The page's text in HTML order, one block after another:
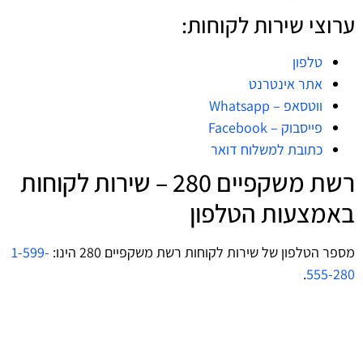
ערוצי שירות לקוחות:
טלפון
אתר אינטרנט
ווטסאפ – Whatsapp
פייסבוק – Facebook
כתובת למשלוח דואר
רשת משקפיים 280 – שירות לקוחות
באמצעות הטלפון
מספר הטלפון של שירות לקוחות רשת משקפיים 280 הינו:
1-599-
555-280
.